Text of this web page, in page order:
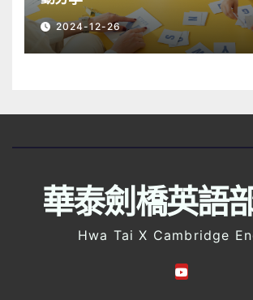
2024-12-26
華泰劍橋英語
Hwa Tai X Cambridge